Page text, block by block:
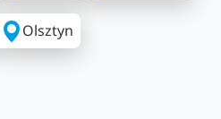
Olsztyn